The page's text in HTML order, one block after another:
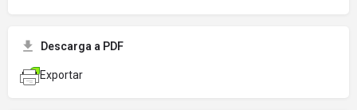
Descarga a PDF
Exportar